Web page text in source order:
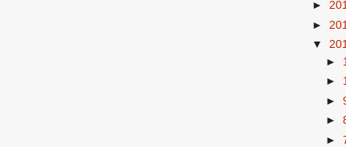
►
►
▼
►
►
►
►
►